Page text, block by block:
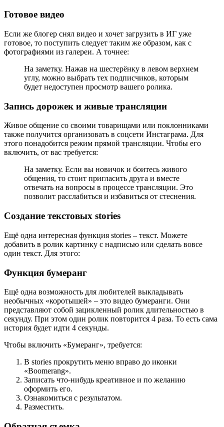
Готовое видео
Если же блогер снял видео и хочет загрузить в ИГ уже
готовое, то поступить следует таким же образом, как с
фотографиями из галереи. А точнее:
На заметку. Нажав на шестерёнку в левом верхнем
углу, можно выбрать тех подписчиков, которым
будет недоступен просмотр вашего ролика.
Запись дорожек и живые трансляции
Живое общение со своими товарищами или поклонниками
также получится организовать в соцсети Инстаграма. Для
этого понадобится режим прямой трансляции. Чтобы его
включить, от вас требуется:
На заметку. Если вы новичок и боитесь живого
общения, то стоит пригласить друга и вместе
отвечать на вопросы в процессе трансляции. Это
позволит расслабиться и избавиться от стеснения.
Создание текстовых stories
Ещё одна интересная функция stories – текст. Можете
добавить в ролик картинку с надписью или сделать вовсе
один текст. Для этого:
Функция бумеранг
Ещё одна возможность для любителей выкладывать
необычных «коротышей» – это видео бумеранги. Они
представляют собой зацикленный ролик длительностью в
секунду. При этом один ролик повторится 4 раза. То есть сама
история будет идти 4 секунды.
Чтобы включить «Бумеранг», требуется:
В stories прокрутить меню вправо до иконки
«Boomerang».
Записать что-нибудь креативное и по желанию
оформить его.
Ознакомиться с результатом.
Разместить.